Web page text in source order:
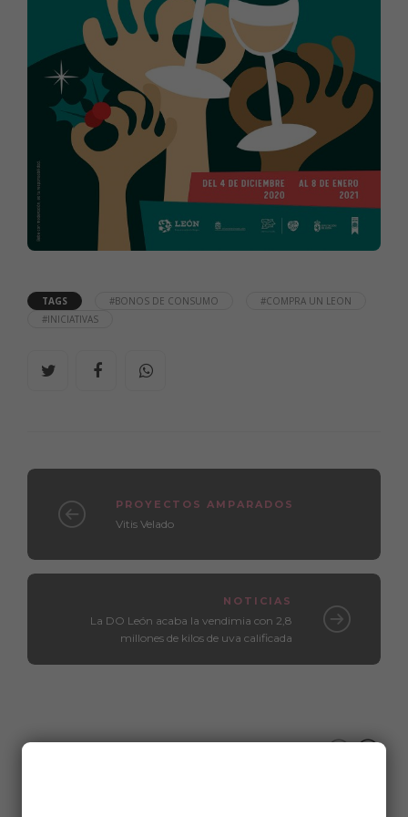
TAGS #BONOS DE CONSUMO
#COMPRA UN LEON
#INICIATIVAS
PROYECTOS AMPARADOS
Vitis Velado
NOTICIAS
La DO León acaba la vendimia con 2,8
millones de kilos de uva calificada
Relacionados